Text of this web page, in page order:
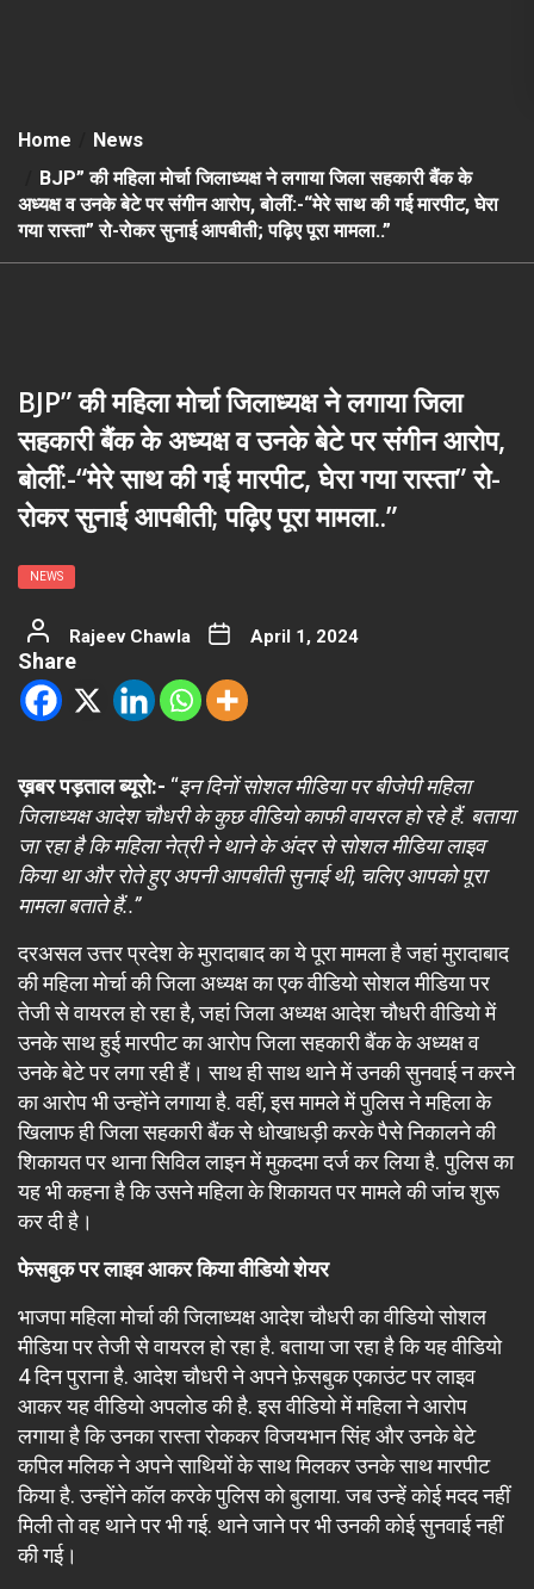
Home
News
BJP” की महिला मोर्चा जिलाध्यक्ष ने लगाया जिला सहकारी बैंक के
अध्यक्ष व उनके बेटे पर संगीन आरोप, बोलीं:-“मेरे साथ की गई मारपीट, घेरा
गया रास्ता” रो-रोकर सुनाई आपबीती; पढ़िए पूरा मामला..”
BJP” की महिला मोर्चा जिलाध्यक्ष ने लगाया जिला
सहकारी बैंक के अध्यक्ष व उनके बेटे पर संगीन आरोप,
बोलीं:-“मेरे साथ की गई मारपीट, घेरा गया रास्ता” रो-
रोकर सुनाई आपबीती; पढ़िए पूरा मामला..”
NEWS
Rajeev Chawla April 1, 2024
Share
ख़बर पड़ताल ब्यूरो:- “इन दिनों सोशल मीडिया पर बीजेपी महिला
जिलाध्यक्ष आदेश चौधरी के कुछ वीडियो काफी वायरल हो रहे हैं. बताया
जा रहा है कि महिला नेत्री ने थाने के अंदर से सोशल मीडिया लाइव
किया था और रोते हुए अपनी आपबीती सुनाई थी, चलिए आपको पूरा
मामला बताते हैं..”
दरअसल उत्तर प्रदेश के मुरादाबाद का ये पूरा मामला है जहां मुरादाबाद
की महिला मोर्चा की जिला अध्यक्ष का एक वीडियो सोशल मीडिया पर
तेजी से वायरल हो रहा है, जहां जिला अध्यक्ष आदेश चौधरी वीडियो में
उनके साथ हुई मारपीट का आरोप जिला सहकारी बैंक के अध्यक्ष व
उनके बेटे पर लगा रही हैं। साथ ही साथ थाने में उनकी सुनवाई न करने
का आरोप भी उन्होंने लगाया है. वहीं, इस मामले में पुलिस ने महिला के
खिलाफ ही जिला सहकारी बैंक से धोखाधड़ी करके पैसे निकालने की
शिकायत पर थाना सिविल लाइन में मुकदमा दर्ज कर लिया है. पुलिस का
यह भी कहना है कि उसने महिला के शिकायत पर मामले की जांच शुरू
कर दी है।
फेसबुक पर लाइव आकर किया वीडियो शेयर
भाजपा महिला मोर्चा की जिलाध्यक्ष आदेश चौधरी का वीडियो सोशल
मीडिया पर तेजी से वायरल हो रहा है. बताया जा रहा है कि यह वीडियो
4 दिन पुराना है. आदेश चौधरी ने अपने फ़ेसबुक एकाउंट पर लाइव
आकर यह वीडियो अपलोड की है. इस वीडियो में महिला ने आरोप
लगाया है कि उनका रास्ता रोककर विजयभान सिंह और उनके बेटे
कपिल मलिक ने अपने साथियों के साथ मिलकर उनके साथ मारपीट
किया है. उन्होंने कॉल करके पुलिस को बुलाया. जब उन्हें कोई मदद नहीं
मिली तो वह थाने पर भी गई. थाने जाने पर भी उनकी कोई सुनवाई नहीं
की गई।